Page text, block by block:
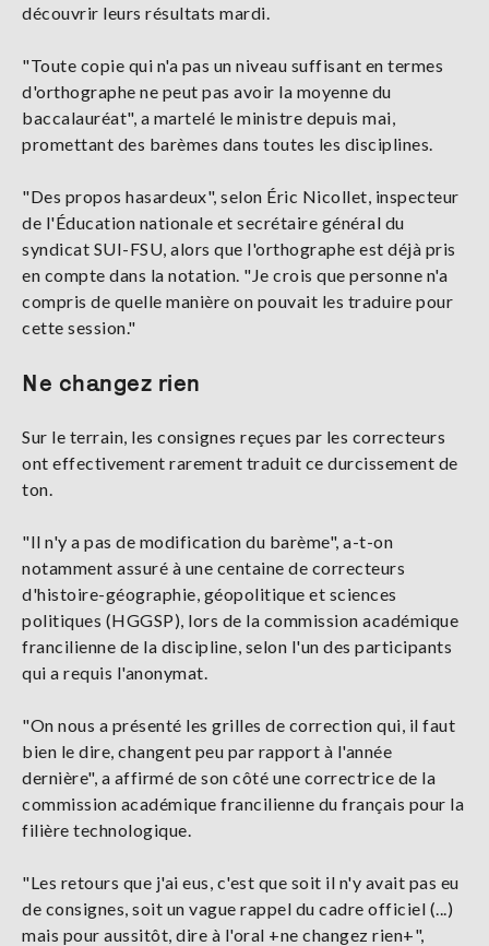
découvrir leurs résultats mardi.
"Toute copie qui n'a pas un niveau suffisant en termes
d'orthographe ne peut pas avoir la moyenne du
baccalauréat", a martelé le ministre depuis mai,
promettant des barèmes dans toutes les disciplines.
"Des propos hasardeux", selon Éric Nicollet, inspecteur
de l'Éducation nationale et secrétaire général du
syndicat SUI-FSU, alors que l'orthographe est déjà pris
en compte dans la notation. "Je crois que personne n'a
compris de quelle manière on pouvait les traduire pour
cette session."
Ne changez rien
Sur le terrain, les consignes reçues par les correcteurs
ont effectivement rarement traduit ce durcissement de
ton.
"Il n'y a pas de modification du barème", a-t-on
notamment assuré à une centaine de correcteurs
d'histoire-géographie, géopolitique et sciences
politiques (HGGSP), lors de la commission académique
francilienne de la discipline, selon l'un des participants
qui a requis l'anonymat.
"On nous a présenté les grilles de correction qui, il faut
bien le dire, changent peu par rapport à l'année
dernière", a affirmé de son côté une correctrice de la
commission académique francilienne du français pour la
filière technologique.
"Les retours que j'ai eus, c'est que soit il n'y avait pas eu
de consignes, soit un vague rappel du cadre officiel (...)
mais pour aussitôt, dire à l'oral +ne changez rien+",